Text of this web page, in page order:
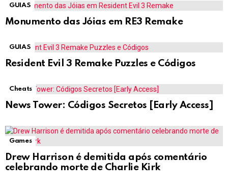
GUIAS
Monumento das Jóias em RE3 Remake
GUIAS
Resident Evil 3 Remake Puzzles e Códigos
Cheats
News Tower: Códigos Secretos [Early Access]
Games
Drew Harrison é demitida após comentário
celebrando morte de Charlie Kirk